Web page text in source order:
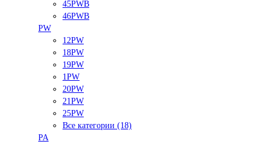
45PWB
46PWB
PW
12PW
18PW
19PW
1PW
20PW
21PW
25PW
Все категории (18)
PA